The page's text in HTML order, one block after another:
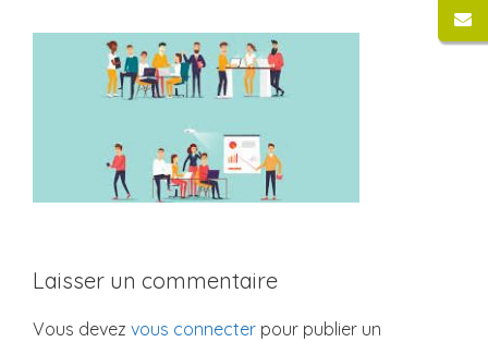
Laisser un commentaire
Vous devez vous connecter pour publier un